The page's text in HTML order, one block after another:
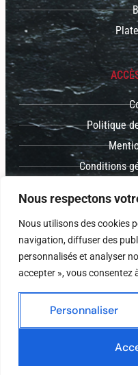
Nous respectons
Nous utilisons des cookies
navigation, diffuser des
personnalisés et analyser
accepter », vous consentez
Personnaliser
Politique
Conditions
Zones
INFOS
Site